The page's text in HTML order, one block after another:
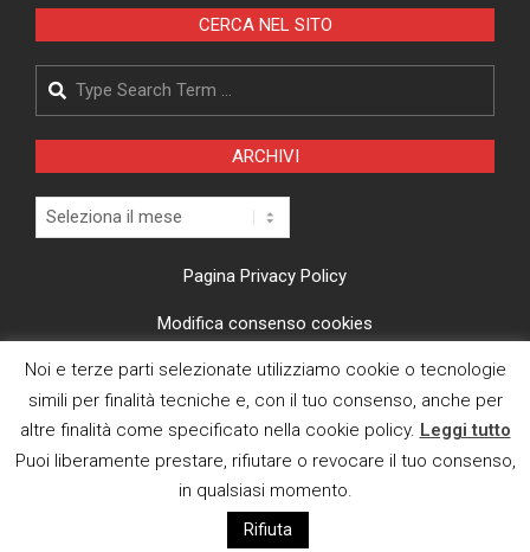
CERCA NEL SITO
Search
ARCHIVI
Archivi
Pagina Privacy Policy
Modifica consenso cookies
CI TROVI ANCHE SU
Noi e terze parti selezionate utilizziamo cookie o tecnologie
simili per finalità tecniche e, con il tuo consenso, anche per
altre finalità come specificato nella cookie policy. Leggi tutto
Puoi liberamente prestare, rifiutare o revocare il tuo consenso,
in qualsiasi momento.
Rifiuta